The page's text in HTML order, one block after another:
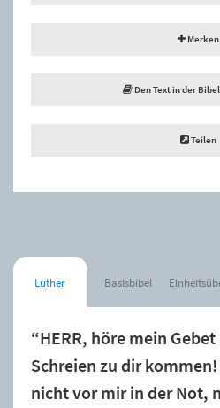
Merken
Den Text in der
Teilen
Luther Basisbibel
“HERR, höre mein
Schreien zu dir
nicht vor mir in der Not,